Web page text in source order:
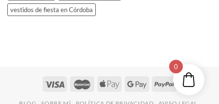
vestidos de fiesta en Córdoba
0